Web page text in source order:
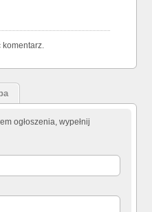
komentarz.
ogłoszenia, wypełnij